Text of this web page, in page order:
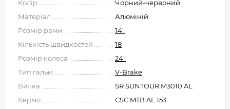
Колір
Чорний-червоний
Матеріал
Алюміній
Розмір рами
14"
Кількість швидкостей
18
Розмір колеса
24"
Тип гальм
V-Brake
Вилка
SR SUNTOUR M3010 AL
Кермо
CSC MTB AL 153